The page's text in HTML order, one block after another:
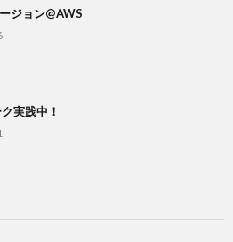
ジョン@AWS
実践中！